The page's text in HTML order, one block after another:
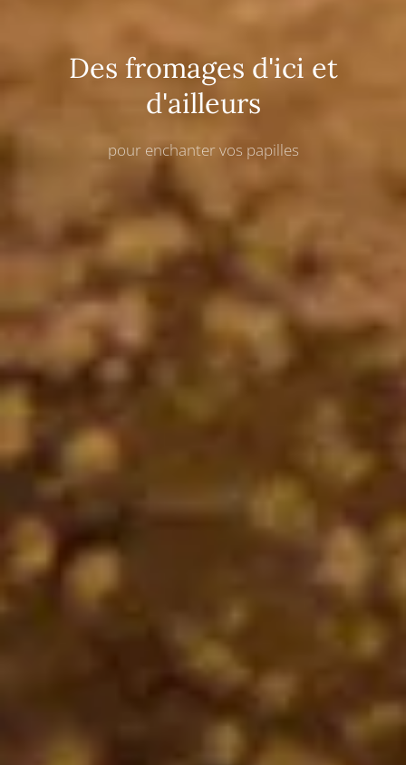
Des fromages d'ici et
d'ailleurs
pour enchanter vos papilles